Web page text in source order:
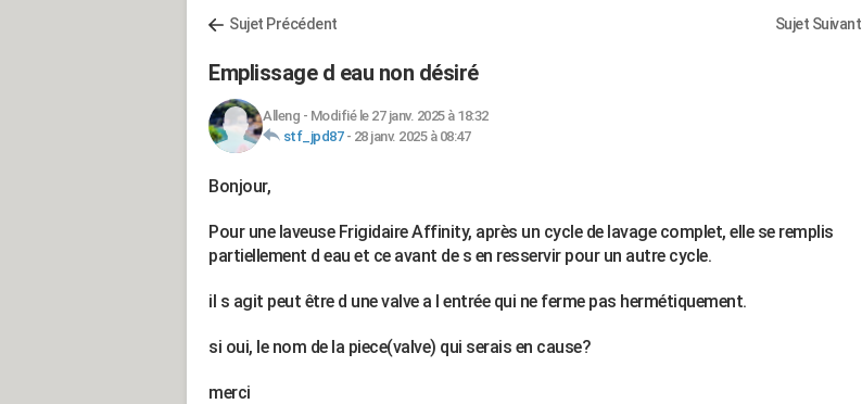
Sujet Précédent Sujet Suivant
Emplissage d eau non désiré
Alleng - Modifié le 27 janv. 2025 à 18:32
stf_jpd87- 28 janv. 2025 à 08:47
Bonjour,
Pour une laveuse Frigidaire Affinity, après un cycle de lavage complet, elle se remplis
partiellement d eau et ce avant de s en resservir pour un autre cycle.
il s agit peut être d une valve a l entrée qui ne ferme pas hermétiquement.
si oui, le nom de la piece(valve) qui serais en cause?
merci